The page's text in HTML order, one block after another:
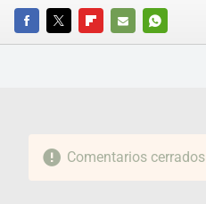
FACEBOOKTWITTERFLIPBOARD
E-
WHATSAPP
Comentarios cerrados